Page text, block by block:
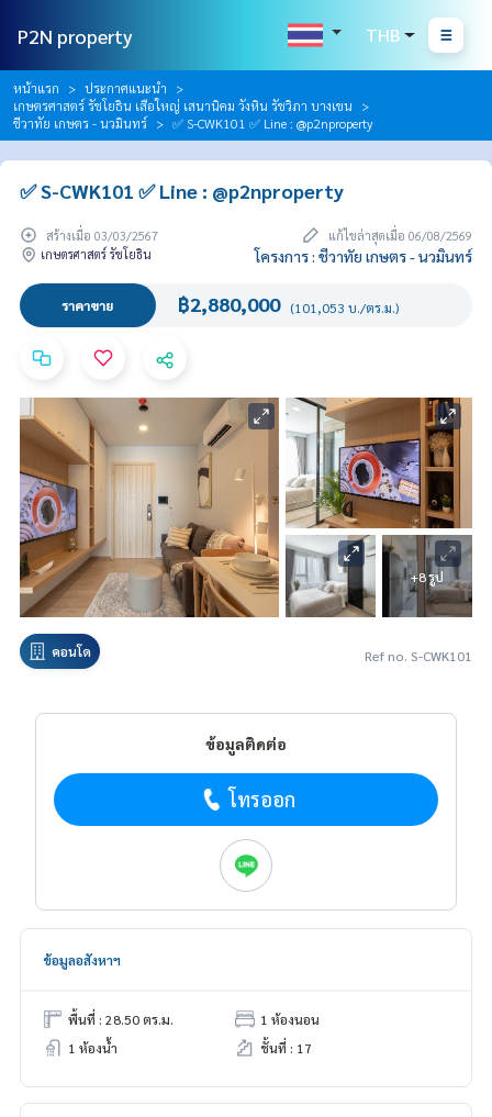
P2N property THB
หน้าแรก
ประกาศแนะนำ
เกษตรศาสตร์ รัชโยธิน เสือใหญ่ เสนานิคม วังหิน รัชวิภา บางเขน
ชีวาทัย เกษตร - นวมินทร์
✅ S-CWK101 ✅ Line : @p2nproperty
✅ S-CWK101 ✅ Line : @p2nproperty
สร้างเมื่อ 03/03/2567
แก้ไขล่าสุดเมื่อ 06/08/2569
เกษตรศาสตร์ รัชโยธิน
โครงการ : ชีวาทัย เกษตร - นวมินทร์
ราคาขาย ฿2,880,000 (101,053 บ./ตร.ม.)
+8 รูป
คอนโด Ref no. S-CWK101
ข้อมูลติดต่อ
โทรออก
ข้อมูลอสังหาฯ
พื้นที่ : 28.50 ตร.ม.
1 ห้องนอน
1 ห้องน้ำ
ชั้นที่ : 17